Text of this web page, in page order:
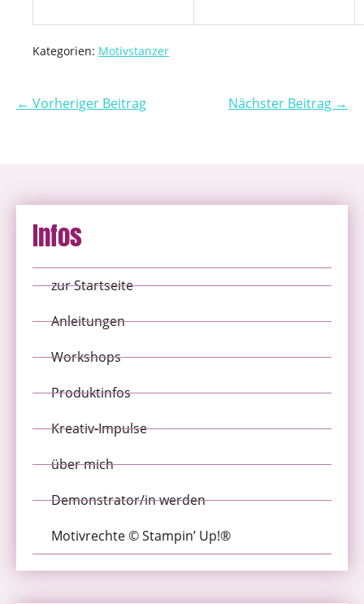
Kategorien: Motivstanzer
← Vorheriger Beitrag Nächster Beitrag →
Infos
zur Startseite
Anleitungen
Workshops
Produktinfos
Kreativ-Impulse
über mich
Demonstrator/in werden
Motivrechte © Stampin’ Up!®